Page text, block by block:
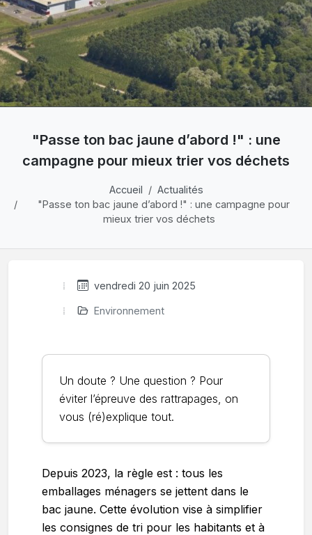
"Passe ton bac jaune d’abord !" : une
campagne pour mieux trier vos déchets
Accueil
Actualités
"Passe ton bac jaune d’abord !" : une campagne pour
mieux trier vos déchets
vendredi 20 juin 2025
Environnement
Un doute ? Une question ? Pour
éviter l’épreuve des rattrapages, on
vous (ré)explique tout.
Depuis 2023, la règle est : tous les
emballages ménagers se jettent dans le
bac jaune. Cette évolution vise à simplifier
les consignes de tri pour les habitants et à